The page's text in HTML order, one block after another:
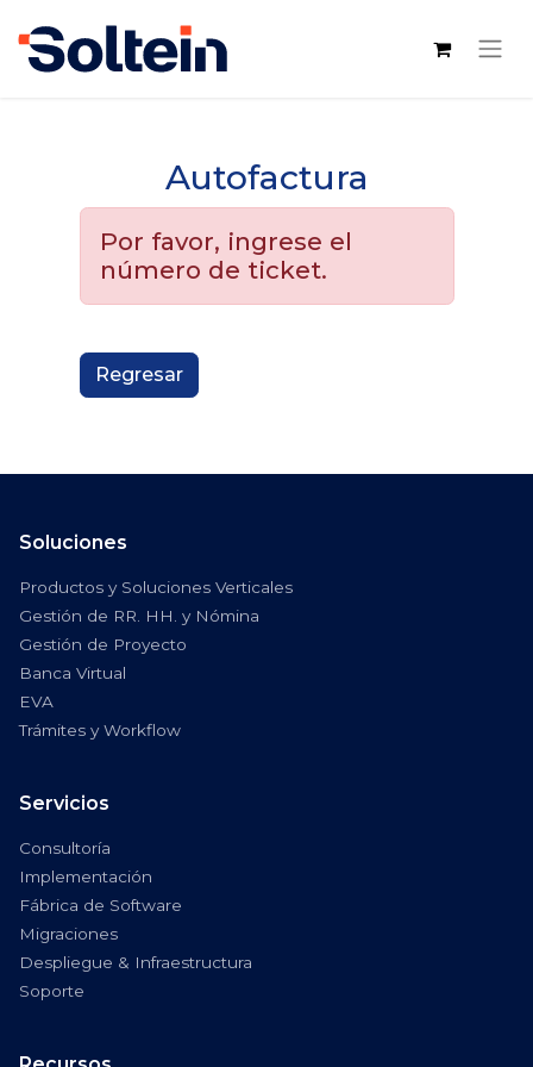
Autofactura
Por favor, ingrese el
número de ticket.
Regresar
Soluciones
Productos y Soluciones Verticales
Gestión de RR. HH. y Nómina
Gestión de Proyecto
Banca Virtual
EVA
Trámites y Workflow
Servicios
Consultoría
Implementación
Fábrica de Software
Migraciones
Despliegue & Infraestructura
Soporte